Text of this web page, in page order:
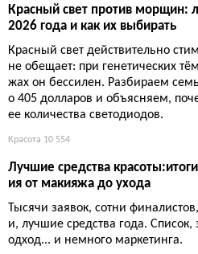
Красный свет против морщин:
2026 года и как их выбирать
Красный свет действительно
не обещает: при генетических
жах он бессилен. Разбираем
о 405 долларов и объясняем,
ее количества светодиодов.
Красота 10 554
Лучшие средства
ия от макияжа до ухода
Тысячи заявок, сотни
и, лучшие средства года.
одход... и немного маркетинга.